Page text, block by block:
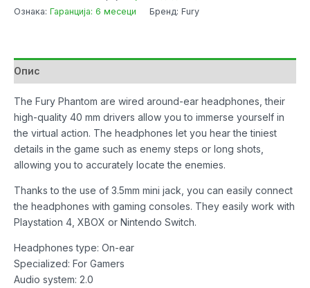
Ознака: Гаранција: 6 месеци Бренд: Fury
Опис
The Fury Phantom are wired around-ear headphones, their
high-quality 40 mm drivers allow you to immerse yourself in
the virtual action. The headphones let you hear the tiniest
details in the game such as enemy steps or long shots,
allowing you to accurately locate the enemies.
Thanks to the use of 3.5mm mini jack, you can easily connect
the headphones with gaming consoles. They easily work with
Playstation 4, XBOX or Nintendo Switch.
Headphones type: On-ear
Specialized: For Gamers
Audio system: 2.0